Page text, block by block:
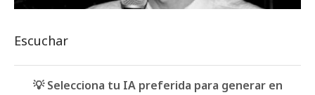
Escuchar
💡 Selecciona tu IA preferida para generar en